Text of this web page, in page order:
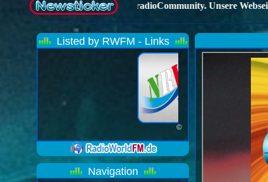
Listed by RWFM - Links
©
Navigation